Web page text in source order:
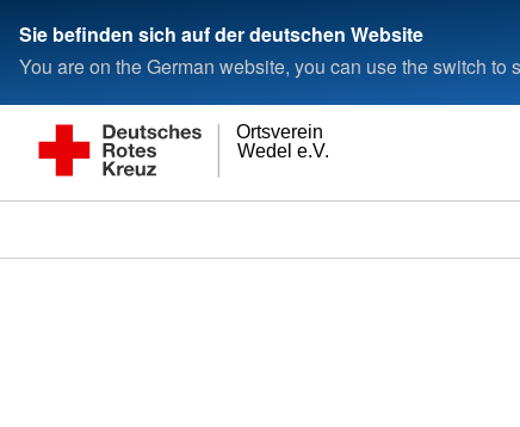
Sie befinden sich auf der deutschen Website
You are on the German website, you can use the switch to
Wedel e.V.
Ortsverein